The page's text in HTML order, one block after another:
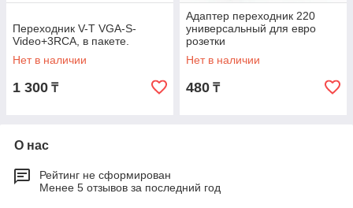
Переходник V-T VGA-S-
Video+3RCA, в пакете.
Нет в наличии
1 300 ₸
Адаптер переходник 220
универсальный для евро
розетки
Нет в наличии
480 ₸
О нас
Рейтинг не сформирован
Менее 5 отзывов за последний год